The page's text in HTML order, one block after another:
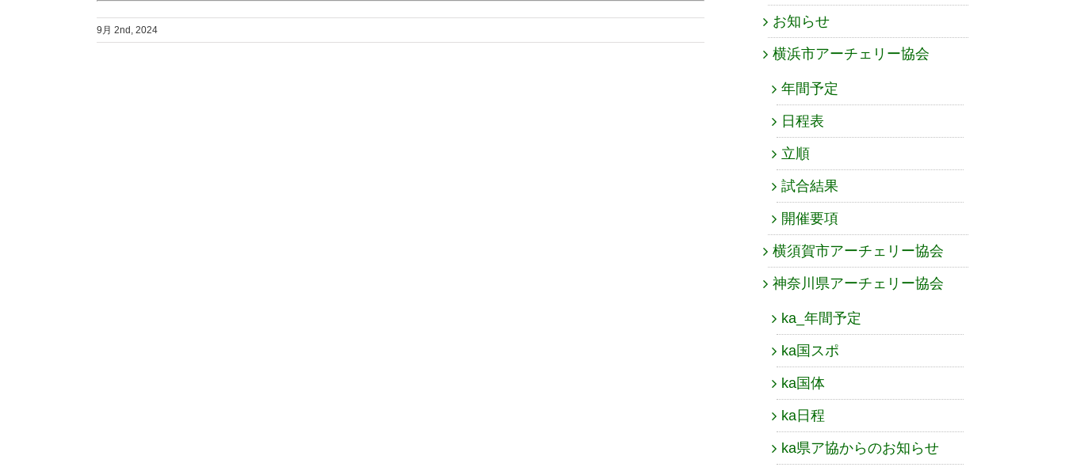
9月 2nd, 2024
お知らせ
横浜市アーチェリー協会
年間予定
日程表
立順
試合結果
開催要項
横須賀市アーチェリー協会
神奈川県アーチェリー協会
ka_年間予定
ka国スポ
ka国体
ka日程
ka県ア協からのお知らせ